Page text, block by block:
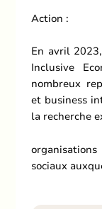
Action :
En avril
Inclusive
nombreux
et business
la recherche
sociaux